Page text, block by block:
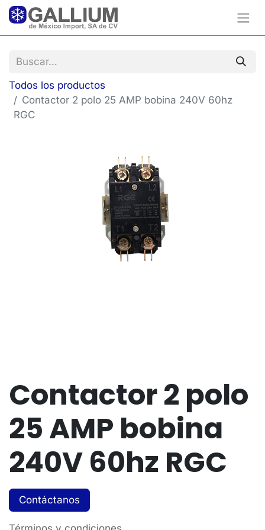
Todos los productos
Contactor 2 polo 25 AMP bobina 240V 60hz
RGC
Contactor 2 polo
25 AMP bobina
240V 60hz RGC
Contáctanos